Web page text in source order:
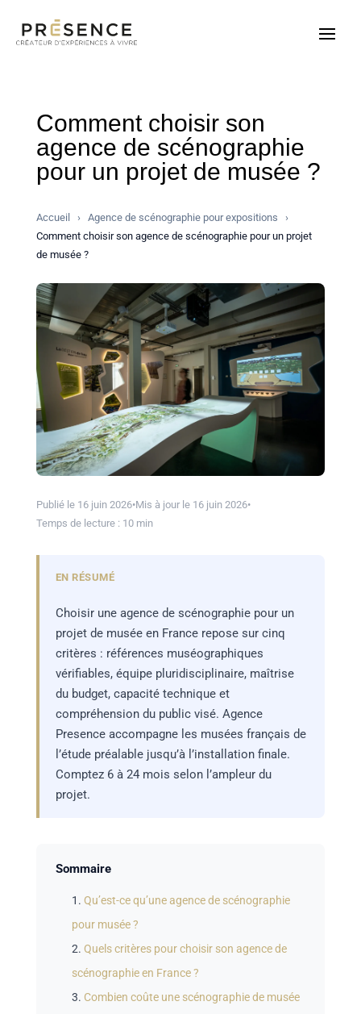
Comment choisir son
agence de scénographie
pour un projet de musée ?
Accueil › Agence de scénographie pour expositions
›
Comment choisir son agence de scénographie pour un projet
de musée ?
Publié le 16 juin 2026•Mis à jour le 16 juin 2026•
Temps de lecture : 10 min
EN RÉSUMÉ
Choisir une agence de scénographie pour un
projet de musée en France repose sur cinq
critères : références muséographiques
vérifiables, équipe pluridisciplinaire, maîtrise
du budget, capacité technique et
compréhension du public visé. Agence
Presence accompagne les musées français de
l’étude préalable jusqu’à l’installation finale.
Comptez 6 à 24 mois selon l’ampleur du
projet.
Sommaire
Qu’est-ce qu’une agence de scénographie
pour musée ?
Quels critères pour choisir son agence de
scénographie en France ?
Combien coûte une scénographie de musée